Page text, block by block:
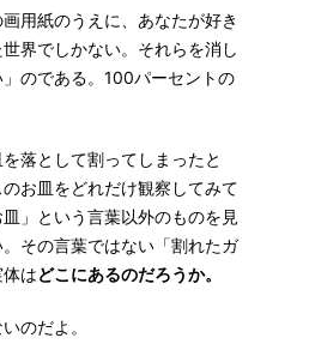
用紙のうえに、あなたが好き
界でしかない。それらを消し
のである。100パーセントの
落として割ってしまったと
お皿をどれだけ観察してみて
」という言葉以外のものを見
その言葉ではない「割れたガ
はどこにあるのだろうか。
のだよ。